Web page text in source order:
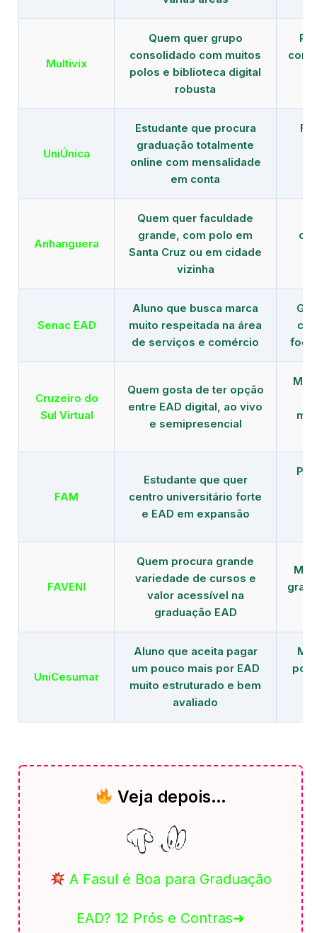
Multivix
Quem quer grupo
consolidado com muitos
polos e biblioteca digital
robusta
com
UniÚnica
Estudante que procura
graduação totalmente
online com mensalidade
em conta
Anhanguera
Quem quer faculdade
grande, com polo em
Santa Cruz ou em cidade
vizinha
Senac EAD
Aluno que busca marca
muito respeitada na área
de serviços e comércio
foco
Cruzeiro do
Sul Virtual
Quem gosta de ter opção
entre EAD digital, ao vivo
e semipresencial
FAM
Estudante que quer
centro universitário forte
e EAD em expansão
FAVENI
Quem procura grande
variedade de cursos e
valor acessível na
graduação EAD
UniCesumar
Aluno que aceita pagar
um pouco mais por EAD
muito estruturado e bem
avaliado
Veja depois…
A Fasul é Boa para Graduação
EAD? 12 Prós e Contras➜